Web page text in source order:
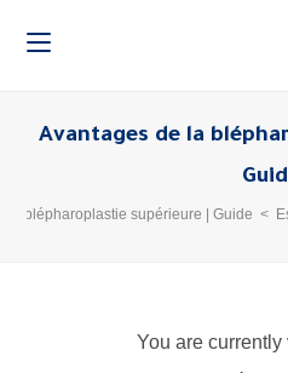
Avantages de la
>
la blépharoplastie supérieure | Guide